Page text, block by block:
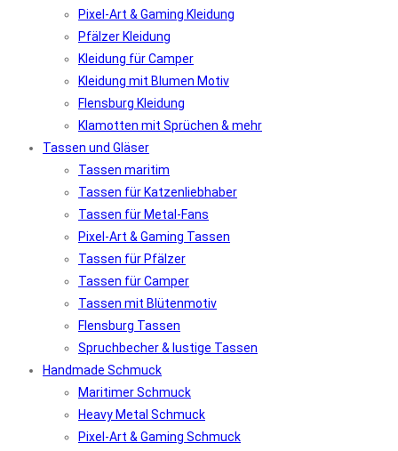
Pixel-Art & Gaming Kleidung
Pfälzer Kleidung
Kleidung für Camper
Kleidung mit Blumen Motiv
Flensburg Kleidung
Klamotten mit Sprüchen & mehr
Tassen und Gläser
Tassen maritim
Tassen für Katzenliebhaber
Tassen für Metal-Fans
Pixel-Art & Gaming Tassen
Tassen für Pfälzer
Tassen für Camper
Tassen mit Blütenmotiv
Flensburg Tassen
Spruchbecher & lustige Tassen
Handmade Schmuck
Maritimer Schmuck
Heavy Metal Schmuck
Pixel-Art & Gaming Schmuck